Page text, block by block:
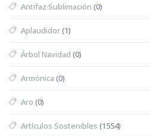
Antifaz Sublimación (0)
Aplaudidor(1)
Árbol Navidad (0)
Armónica (0)
Aro (0)
Artículos Sostenibles (1554)